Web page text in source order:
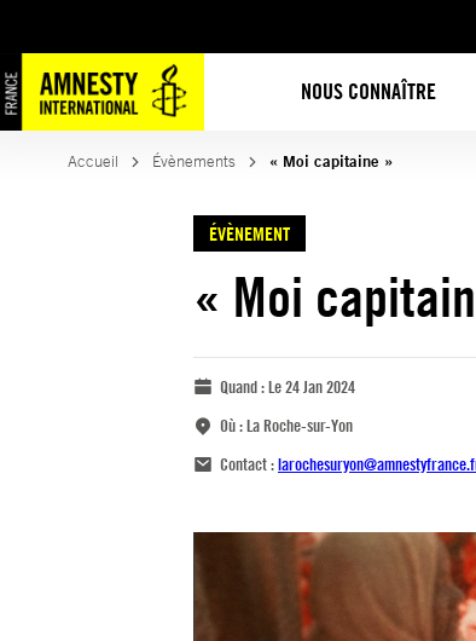
NOUS CONNAÎTRE
Accueil Évènements « Moi capitaine »
ÉVÈNEMENT
« Moi
Quand :Le 24 Jan 2024
Où :La Roche-sur-Yon
Contact :